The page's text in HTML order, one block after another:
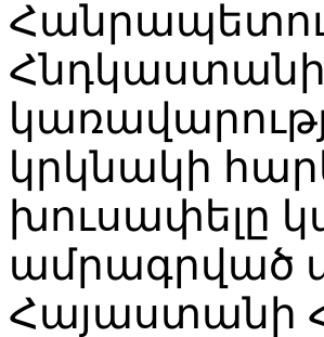
կրկնակի
խուսափելը
ամրագրված
Հայաստանի